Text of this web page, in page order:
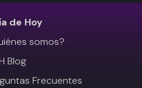
de Hoy
somos?
Blog
Frecuentes